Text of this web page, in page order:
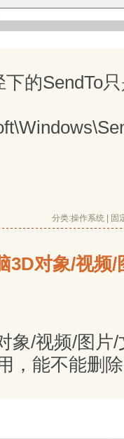
的SendTo
分类:操作系统 固
对象/视频/
象/视频/图片
，能不能删